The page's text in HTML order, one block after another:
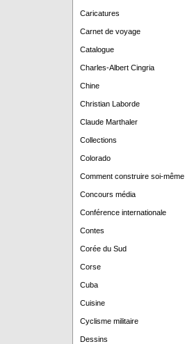
Caricatures
Carnet de voyage
Catalogue
Charles-Albert Cingria
Chine
Christian Laborde
Claude Marthaler
Collections
Colorado
Comment construire soi-même
Concours média
Conférence internationale
Contes
Corée du Sud
Corse
Cuba
Cuisine
Cyclisme militaire
Dessins